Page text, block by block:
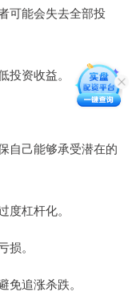
可能会失去全部投
资收益。
自己能够承受潜在的
杠杆化。
。
追涨杀跌。